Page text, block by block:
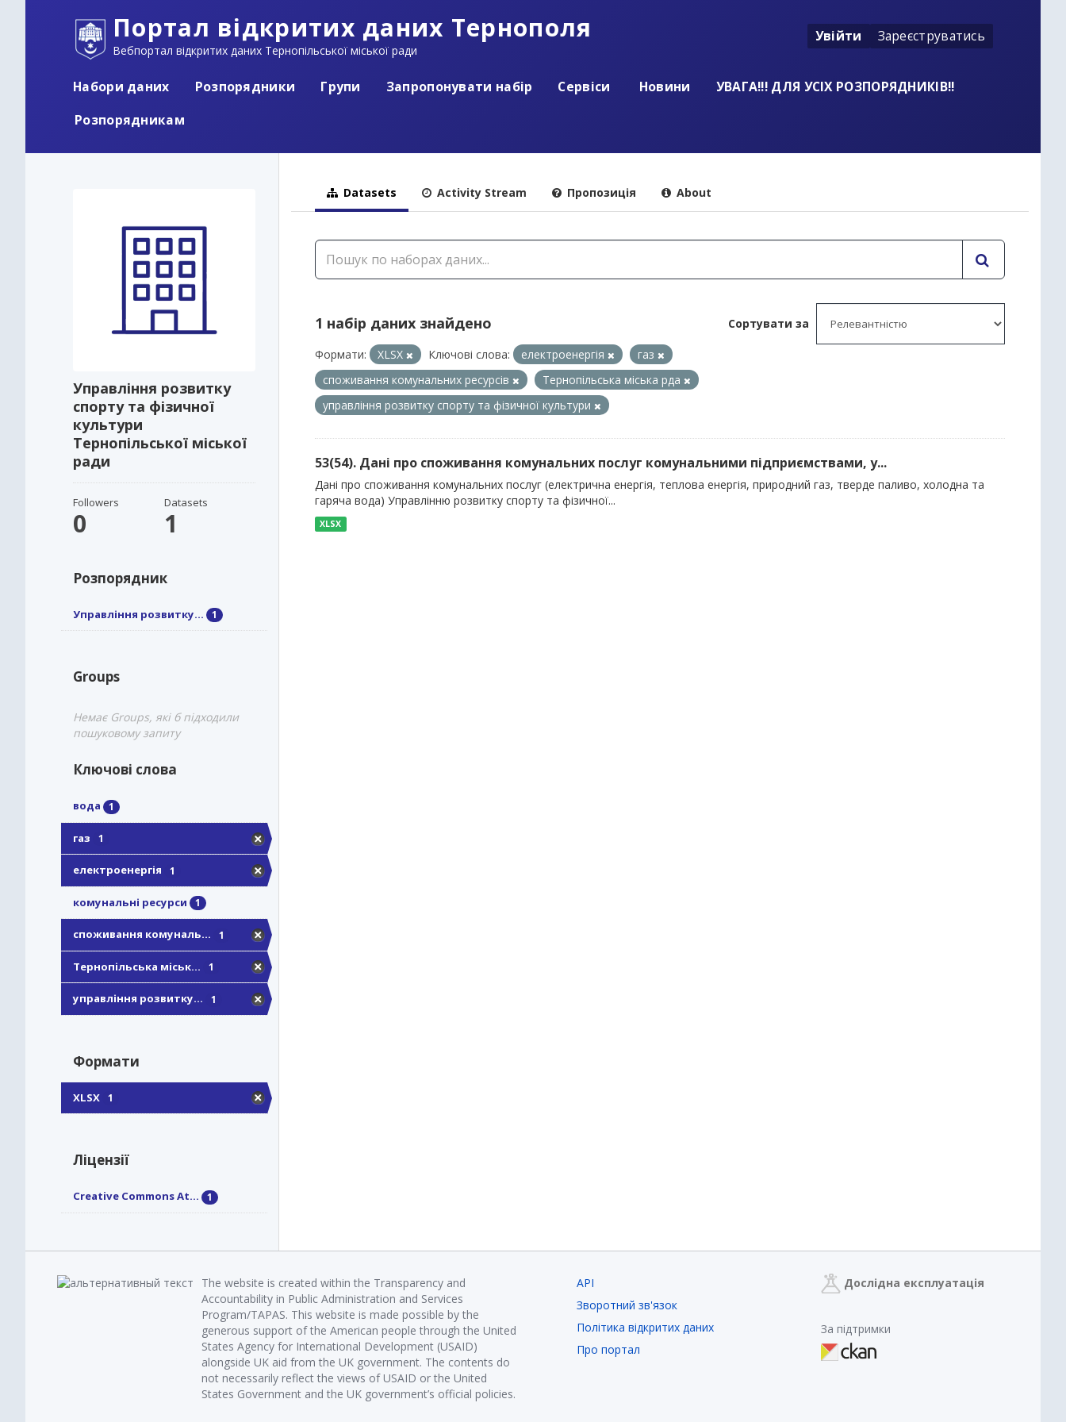
Портал відкритих даних Тернополя
Вебпортал відкритих даних Тернопільської міської ради
Увійти Зареєструватись
Набори даних Розпорядники Групи Запропонувати набір Сервіси Новини
УВАГА!!! ДЛЯ УСІХ РОЗПОРЯДНИКІВ!!
Розпорядникам
Управління розвитку
спорту та фізичної
культури
Тернопільської міської
ради
Followers
0
Datasets
1
Розпорядник
Управління розвитку... 1
Groups
Немає Groups, які б підходили
пошуковому запиту
Ключові слова
вода 1
газ 1
електроенергія 1
комунальні ресурси 1
споживання комуналь... 1
Тернопільська міськ... 1
управління розвитку... 1
Формати
XLSX 1
Ліцензії
Creative Commons At... 1
Datasets Activity Stream Пропозиція About
Сортувати за
1 набір даних знайдено
Формати: XLSX Ключові слова: електроенергія
газ
споживання комунальних ресурсів
Тернопільська міська рда
управління розвитку спорту та фізичної культури
53(54). Дані про споживання комунальних послуг комунальними підприємствами, у...
Дані про споживання комунальних послуг (електрична енергія, теплова енергія, природний газ, тверде паливо, холодна та
гаряча вода) Управлінню розвитку спорту та фізичної...
XLSX
The website is created within the Transparency and
Accountability in Public Administration and Services
Program/TAPAS. This website is made possible by the
generous support of the American people through the United
States Agency for International Development (USAID)
alongside UK aid from the UK government. The contents do
not necessarily reflect the views of USAID or the United
States Government and the UK government’s official policies.
API
Зворотний зв'язок
Політика відкритих даних
Про портал
Дослідна експлуатація
За підтримки